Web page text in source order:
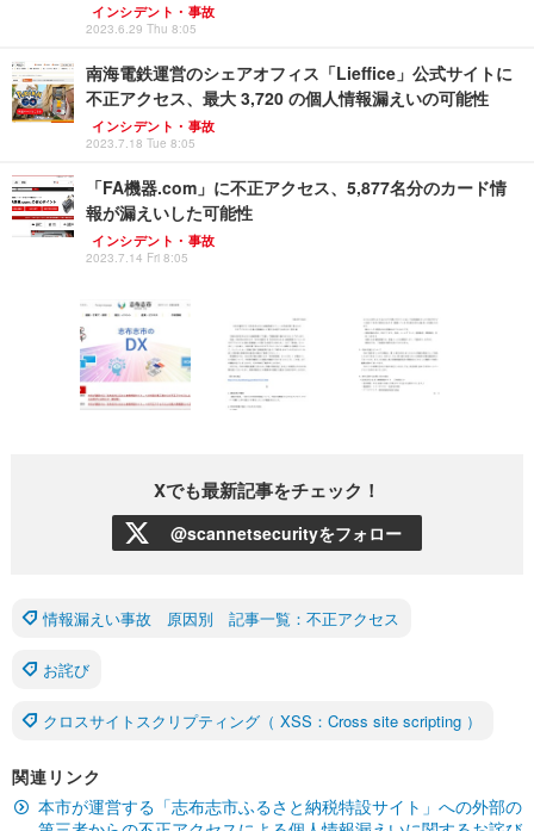
インシデント・事故
2023.6.29 Thu 8:05
南海電鉄運営のシェアオフィス「Lieffice」公式サイトに
不正アクセス、最大 3,720 の個人情報漏えいの可能性
インシデント・事故
2023.7.18 Tue 8:05
「FA機器.com」に不正アクセス、5,877名分のカード情
報が漏えいした可能性
インシデント・事故
2023.7.14 Fri 8:05
Xでも最新記事をチェック！
@scannetsecurityをフォロー
情報漏えい事故 原因別 記事一覧：不正アクセス
お詫び
クロスサイトスクリプティング（ XSS：Cross site scripting ）
関連リンク
本市が運営する「志布志市ふるさと納税特設サイト」への外部の